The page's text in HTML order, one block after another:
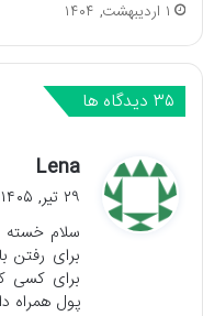
۱ اردیبهشت, ۱۴۰۴
‫۳۵ دیدگاه ها
Lena
:
۲۹ تیر, ۱۴۰۵ در ۱۸:۴۰
سلام خسته
برای کسی
پول همراه